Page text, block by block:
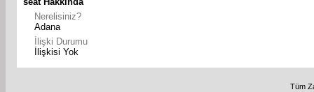
Nerelisiniz?
Adana
İlişki Durumu
İlişkisi Yok
Tüm